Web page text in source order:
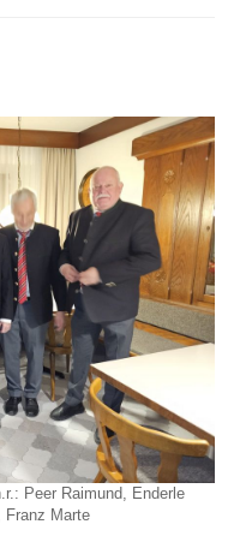
Enderle
Marte